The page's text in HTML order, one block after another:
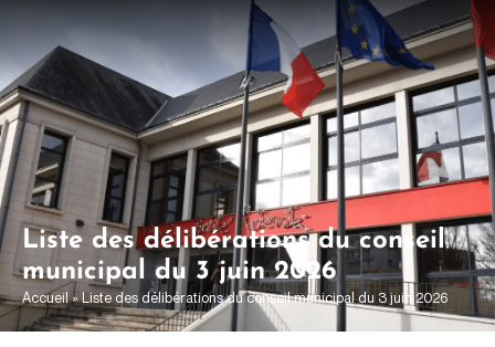
Liste des délibérations du conseil
municipal du 3 juin 2026
Accueil»Liste des délibérations du conseil municipal du 3 juin 2026